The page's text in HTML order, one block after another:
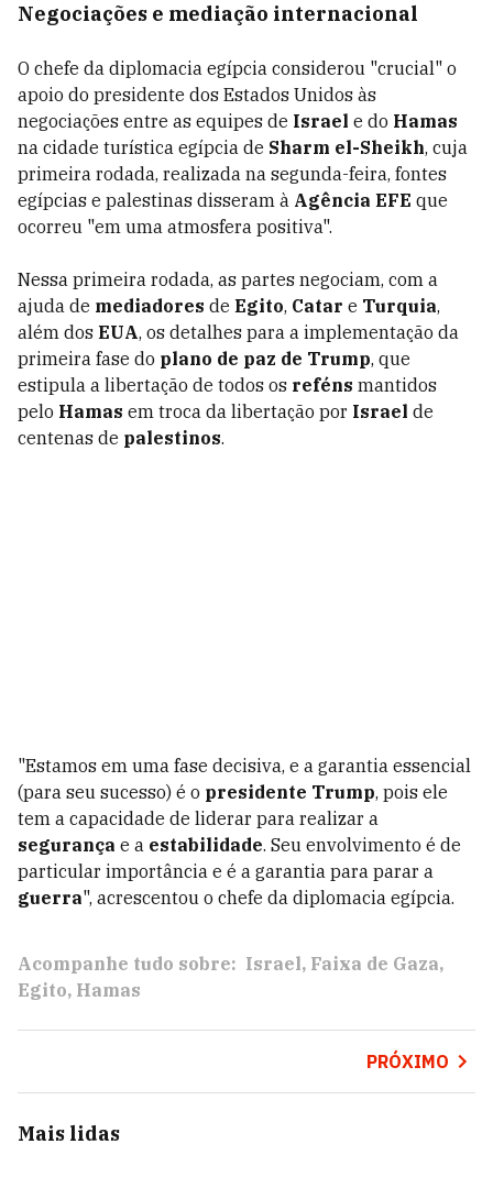
Negociações e mediação internacional
O chefe da diplomacia egípcia considerou "crucial" o
apoio do presidente dos Estados Unidos às
negociações entre as equipes de Israel e do Hamas
na cidade turística egípcia de Sharm el-Sheikh, cuja
primeira rodada, realizada na segunda-feira, fontes
egípcias e palestinas disseram à Agência EFE que
ocorreu "em uma atmosfera positiva".
Nessa primeira rodada, as partes negociam, com a
ajuda de mediadores de Egito, Catar e Turquia,
além dos EUA, os detalhes para a implementação da
primeira fase do plano de paz de Trump, que
estipula a libertação de todos os reféns mantidos
pelo Hamas em troca da libertação por Israel de
centenas de palestinos.
"Estamos em uma fase decisiva, e a garantia essencial
(para seu sucesso) é o presidente Trump, pois ele
tem a capacidade de liderar para realizar a
segurança e a estabilidade. Seu envolvimento é de
particular importância e é a garantia para parar a
guerra", acrescentou o chefe da diplomacia egípcia.
Acompanhe tudo sobre: Israel Faixa de Gaza
Egito Hamas
PRÓXIMO
Mais lidas